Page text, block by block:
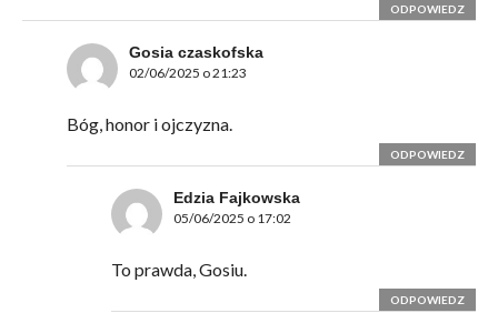
ODPOWIEDZ
Gosia czaskofska
02/06/2025 o 21:23
Bóg, honor i ojczyzna.
ODPOWIEDZ
Edzia Fajkowska
05/06/2025 o 17:02
To prawda, Gosiu.
ODPOWIEDZ